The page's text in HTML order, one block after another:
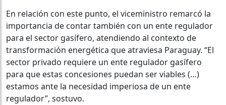
En relación con este punto, el viceministro remarcó la
importancia de contar también con un ente regulador
para el sector gasífero, atendiendo al contexto de
transformación energética que atraviesa Paraguay. “El
sector privado requiere un ente regulador gasífero
para que estas concesiones puedan ser viables (…)
estamos ante la necesidad imperiosa de un ente
regulador”, sostuvo.